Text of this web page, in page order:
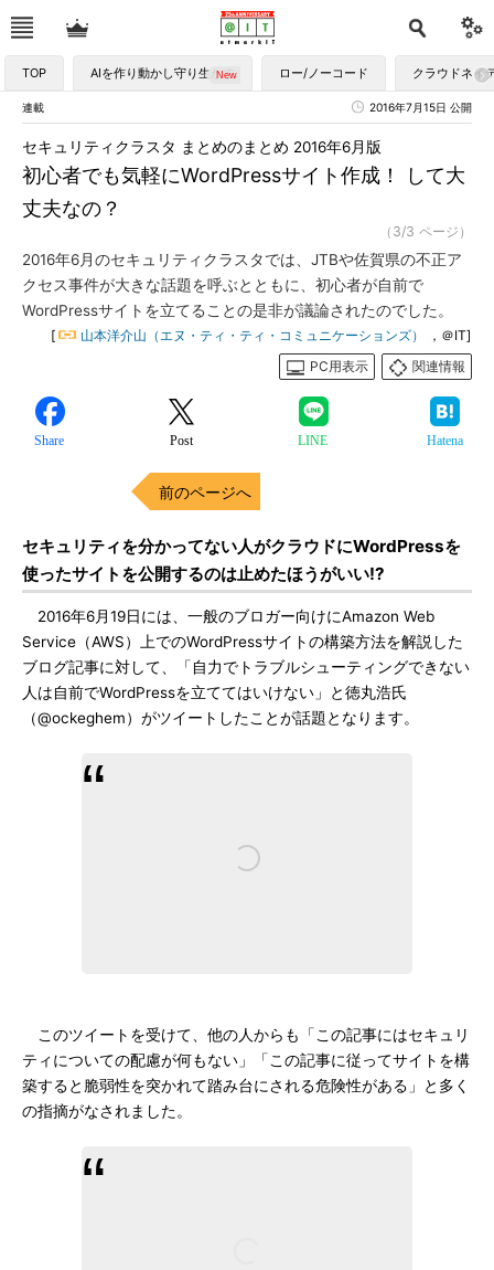
TOP AIを作り動かし守り生かす ロー/ノーコード クラウドネイ
連載 2016年7月15日 公開
初心者でも気軽にWordPressサイト作成！ して大
丈夫なの？
セキュリティクラスタ まとめのまとめ 2016年6月版
（3/3 ページ）
2016年6月のセキュリティクラスタでは、JTBや佐賀県の不正ア
クセス事件が大きな話題を呼ぶとともに、初心者が自前で
WordPressサイトを立てることの是非が議論されたのでした。
[ 山本洋介山（エヌ・ティ・ティ・コミュニケーションズ）
，＠IT]
PC用表示
関連情報
Share Post LINE Hatena
前のページへ
セキュリティを分かってない人がクラウドにWordPressを
使ったサイトを公開するのは止めたほうがいい!?
2016年6月19日には、一般のブロガー向けにAmazon Web
Service（AWS）上でのWordPressサイトの構築方法を解説した
ブログ記事に対して、「自力でトラブルシューティングできない
人は自前でWordPressを立ててはいけない」と徳丸浩氏
（@ockeghem）がツイートしたことが話題となります。
このツイートを受けて、他の人からも「この記事にはセキュリ
ティについての配慮が何もない」「この記事に従ってサイトを構
築すると脆弱性を突かれて踏み台にされる危険性がある」と多く
の指摘がなされました。